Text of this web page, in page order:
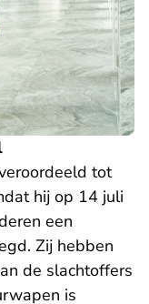
tot
hij op 14 juli
een
Zij hebben
de slachtoffers
is